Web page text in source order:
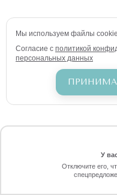
Позвоните
Мы используем файлы cookie
Согласие с политикой
персональных данных
У
Отключите его,